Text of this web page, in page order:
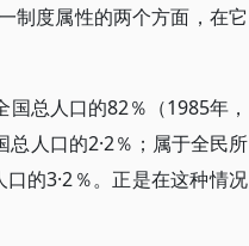
制度属性的两个方面，在它
总人口的82％（1985年，
人口的2·2％；属于全民所
的3·2％。正是在这种情况